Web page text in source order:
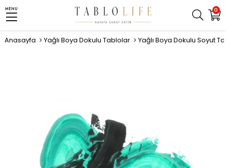
0
MENU
Anasayfa Yağlı Boya Dokulu Tablolar Yağlı Boya Dokulu Soyut